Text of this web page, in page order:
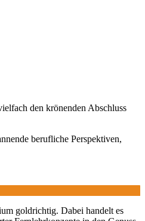
den krönenden Abschluss
berufliche Perspektiven,
goldrichtig. Dabei handelt es